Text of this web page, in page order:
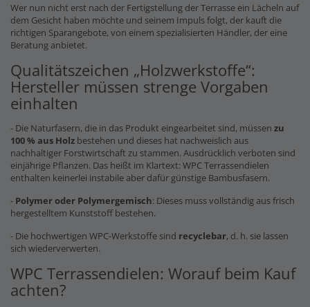
Wer nun nicht erst nach der Fertigstellung der Terrasse ein Lächeln auf
dem Gesicht haben möchte und seinem Impuls folgt, der kauft die
richtigen Sparangebote, von einem spezialisierten Händler, der eine
Beratung anbietet.
Qualitätszeichen „Holzwerkstoffe“:
Hersteller müssen strenge Vorgaben
einhalten
- Die Naturfasern, die in das Produkt eingearbeitet sind, müssen zu
100 % aus Holz bestehen und dieses hat nachweislich aus
nachhaltiger Forstwirtschaft zu stammen. Ausdrücklich verboten sind
einjährige Pflanzen. Das heißt im Klartext: WPC Terrassendielen
enthalten keinerlei instabile aber dafür günstige Bambusfasern.
- Polymer oder Polymergemisch: Dieses muss vollständig aus frisch
hergestelltem Kunststoff bestehen.
- Die hochwertigen WPC-Werkstoffe sind recyclebar, d. h. sie lassen
sich wiederverwerten.
WPC Terrassendielen: Worauf beim Kauf
achten?